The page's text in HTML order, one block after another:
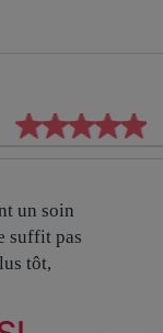
un soin
suffit pas
tôt,